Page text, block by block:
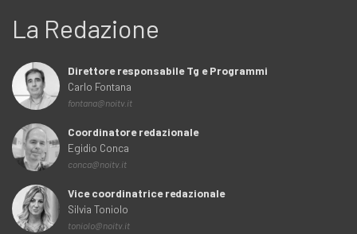
La Redazione
Direttore responsabile Tg e Programmi
Carlo Fontana
fontana@noitv.it
Coordinatore redazionale
Egidio Conca
conca@noitv.it
Vice coordinatrice redazionale
Silvia Toniolo
toniolo@noitv.it